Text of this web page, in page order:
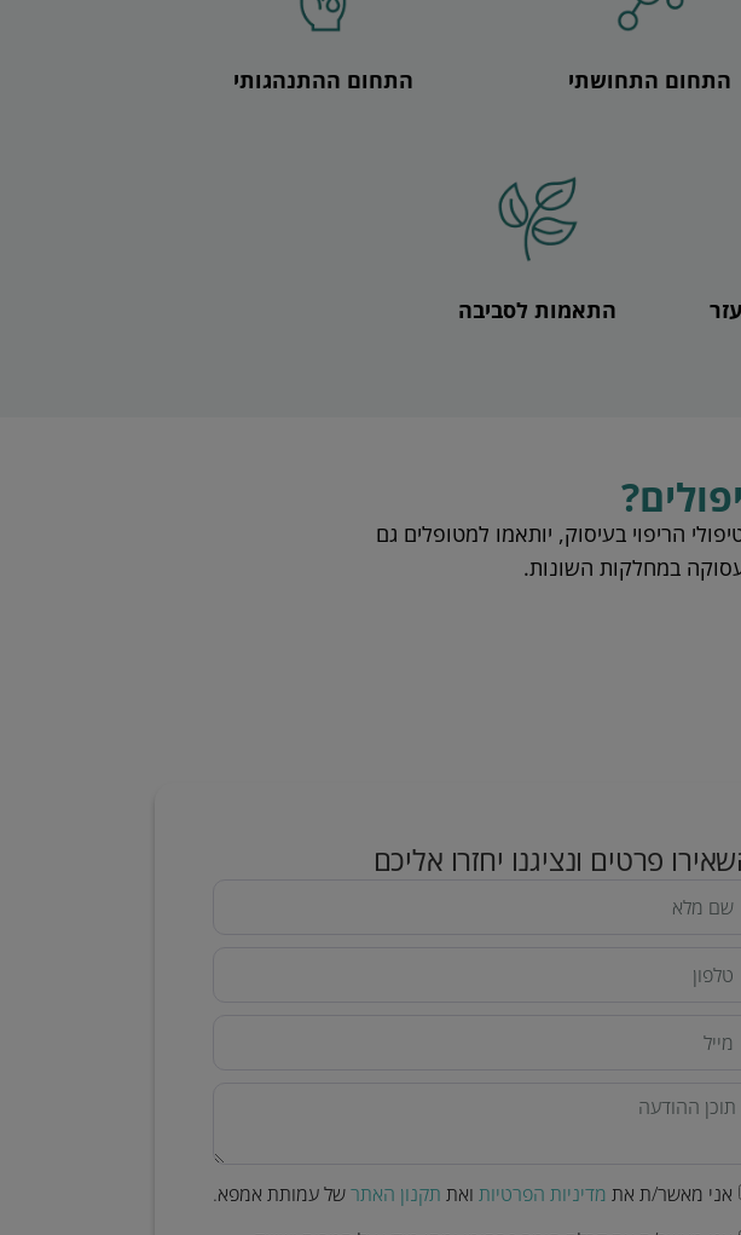
התחום ההתנהגותי התחום התחושתי
התאמות לסביבה
הריפוי בעיסוק, יותאמו למטופלים גם
במחלקות השונות.
פרטים ונציגנו יחזרו אליכם
אני מאשר/ת את מדיניות הפרטיות ואת תקנון האתרשל עמותת אמפא.